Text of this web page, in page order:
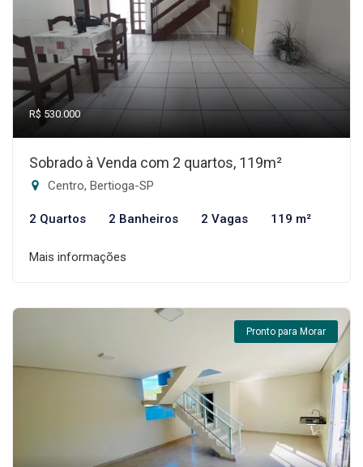
R$ 530.000
Sobrado à Venda com 2 quartos, 119m²
Centro, Bertioga-SP
2 Quartos 2 Banheiros 2 Vagas 119 m²
Mais informações
Pronto para Morar